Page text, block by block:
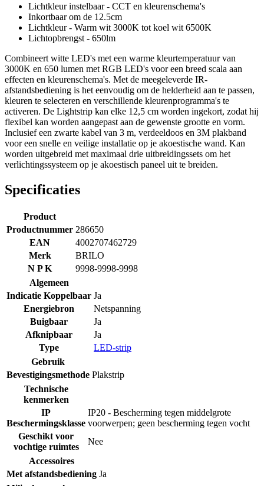
Lichtkleur instelbaar - CCT en kleurenschema's
Inkortbaar om de 12.5cm
Lichtkleur - Warm wit 3000K tot koel wit 6500K
Lichtopbrengst - 650lm
Combineert witte LED's met een warme kleurtemperatuur van
3000K en 650 lumen met RGB LED's voor een breed scala aan
effecten en kleurenschema's. Met de meegeleverde IR-
afstandsbediening is het eenvoudig om de helderheid aan te passen,
kleuren te selecteren en verschillende kleurenprogramma's te
activeren. De Lightstrip kan elke 12,5 cm worden ingekort, zodat hij
flexibel kan worden aangepast aan de gewenste grootte en vorm.
Inclusief een zwarte kabel van 3 m, verdeeldoos en 3M plakband
voor een snelle en veilige installatie op je akoestische wand. Kan
worden uitgebreid met maximaal drie uitbreidingssets om het
verlichtingssysteem op je akoestisch paneel uit te breiden.
Specificaties
Product
Productnummer 286650
EAN
4002707462729
Merk
BRILO
N P K
9998-9998-9998
Algemeen
Indicatie Koppelbaar Ja
Energiebron
Netspanning
Buigbaar
Ja
Afknipbaar
Ja
Type
LED-strip
Gebruik
Bevestigingsmethode Plakstrip
Technische
kenmerken
IP
Beschermingsklasse
IP20 - Bescherming tegen middelgrote
voorwerpen; geen bescherming tegen vocht
Geschikt voor
vochtige ruimtes
Nee
Accessoires
Met afstandsbediening Ja